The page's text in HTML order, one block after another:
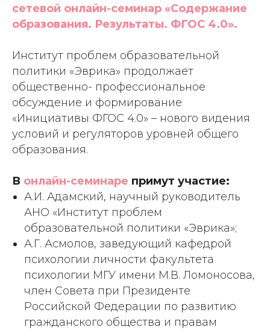
сетевой онлайн-семинар «Содержание
образования. Результаты. ФГОС 4.0».
Институт проблем образовательной
политики «Эврика» продолжает
общественно- профессиональное
обсуждение и формирование
«Инициативы ФГОС 4.0» – нового видения
условий и регуляторов уровней общего
образования.
В онлайн-семинаре примут участие:
А.И. Адамский, научный руководитель
АНО «Институт проблем
образовательной политики «Эврика»;
А.Г. Асмолов, заведующий кафедрой
психологии личности факультета
психологии МГУ имени М.В. Ломоносова,
член Совета при Президенте
Российской Федерации по развитию
гражданского общества и правам